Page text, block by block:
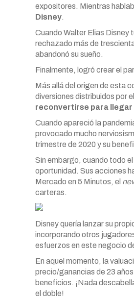
expositores. Mientras
Disney.
Cuando Walter Elias Disney
rechazado más de
abandonó su sueño.
Finalmente, logró crear el
Más allá del origen de esta
diversiones distribuidos por
reconvertirse para llegar
Cuando apareció la
provocado mucho
trimestre de 2020 y su
Sin embargo, cuando todo
oportunidad. Sus acciones
Mercado en 5 Minutos, el
carteras.
Disney quería lanzar su
incorporando otros
esfuerzos en este negocio
En aquel momento, la
precio/ganancias de 23
beneficios. ¡Nada
el doble!